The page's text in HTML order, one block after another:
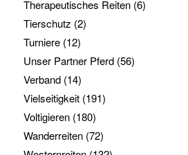
Therapeutisches Reiten(6)
Tierschutz (2)
Turniere(12)
Unser Partner Pferd(56)
Verband(14)
Vielseitigkeit(191)
Voltigieren(180)
Wanderreiten(72)